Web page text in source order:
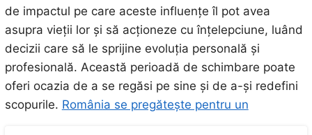
de impactul pe care aceste influențe îl pot avea
asupra vieții lor și să acționeze cu înțelepciune, luând
decizii care să le sprijine evoluția personală și
profesională. Această perioadă de schimbare poate
oferi ocazia de a se regăsi pe sine și de a-și redefini
scopurile. România se pregătește pentru un